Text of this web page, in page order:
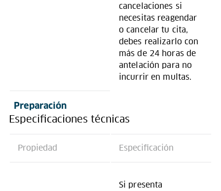
cancelaciones si
necesitas reagendar
o cancelar tu cita,
debes realizarlo con
más de 24 horas de
antelación para no
incurrir en multas.
Preparación
Especificaciones técnicas
Propiedad Especificación
Si presenta